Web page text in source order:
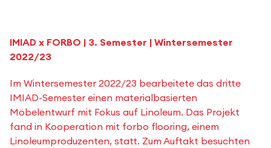
IMIAD x FORBO | 3. Semester | Wintersemester
2022/23
Im Wintersemester 2022/23 bearbeitete das dritte
IMIAD-Semester einen materialbasierten
Möbelentwurf mit Fokus auf Linoleum. Das Projekt
fand in Kooperation mit forbo flooring, einem
Linoleumproduzenten, statt. Zum Auftakt besuchten